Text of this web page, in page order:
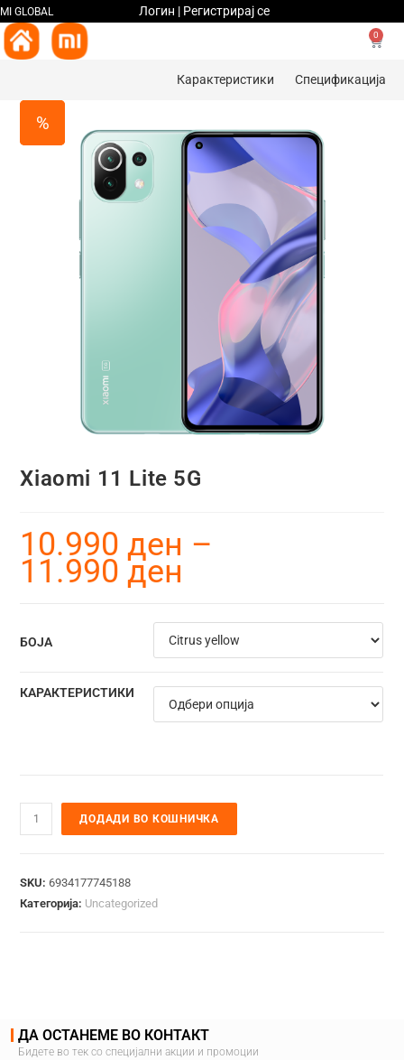
MI GLOBAL Логин | Регистрирај се
0
Карактеристики Спецификациja
%
%
Xiaomi 11 Lite 5G
10.990ден –
11.990ден
БОЈА
КАРАКТЕРИСТИКИ
ДОДАДИ ВО КОШНИЧКА
SKU:6934177745188
Категорија: Uncategorized
ДА ОСТАНЕМЕ ВО КОНТАКТ
Бидете во тек со специјални акции и промоции